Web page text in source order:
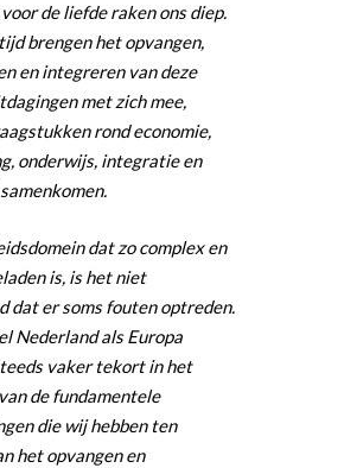
de liefde raken ons diep.
brengen het opvangen,
en integreren van deze
met zich mee,
rond economie,
onderwijs, integratie en
dat zo complex en
is, is het niet
dat er soms fouten optreden.
Nederland als Europa
vaker tekort in het
de fundamentele
die wij hebben ten
het opvangen en